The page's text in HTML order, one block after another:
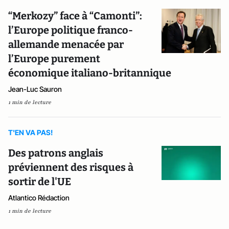
“Merkozy” face à “Camonti”:
l’Europe politique franco-
allemande menacée par
l’Europe purement
économique italiano-britannique
Jean-Luc Sauron
1 min de lecture
T'EN VA PAS!
Des patrons anglais
préviennent des risques à
sortir de l'UE
Atlantico Rédaction
1 min de lecture